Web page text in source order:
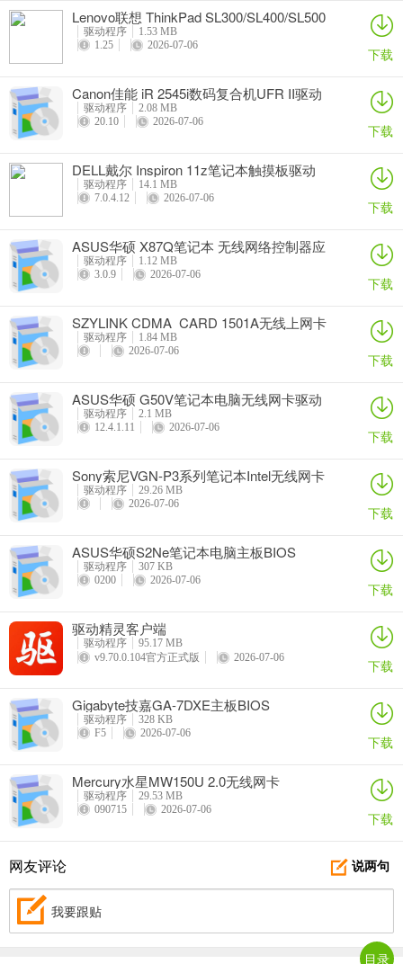
Lenovo联想 ThinkPad SL300/SL400/SL500
笔记本BIOS
驱动程序
1.53 MB
1.25
2026-07-06 下载
Canon佳能 iR 2545i数码复合机UFR II驱动
驱动程序
2.08 MB
20.10
2026-07-06 下载
DELL戴尔 Inspiron 11z笔记本触摸板驱动
驱动程序
14.1 MB
7.0.4.12
2026-07-06 下载
ASUS华硕 X87Q笔记本 无线网络控制器应
用程序
驱动程序
1.12 MB
3.0.9
2026-07-06 下载
SZYLINK CDMA_CARD 1501A无线上网卡
驱动程序
1.84 MB
2026-07-06
下载
ASUS华硕 G50V笔记本电脑无线网卡驱动
驱动程序
2.1 MB
12.4.1.11
2026-07-06 下载
Sony索尼VGN-P3系列笔记本Intel无线网卡
驱动
驱动程序
29.26 MB
2026-07-06
下载
ASUS华硕S2Ne笔记本电脑主板BIOS
驱动程序
307 KB
0200
2026-07-06 下载
驱动精灵客户端
驱动程序
95.17 MB
v9.70.0.104官方正式版
2026-07-06 下载
Gigabyte技嘉GA-7DXE主板BIOS
驱动程序
328 KB
F5
2026-07-06 下载
Mercury水星MW150U 2.0无线网卡
驱动程序
29.53 MB
090715
2026-07-06 下载
说两句
网友评论
我要跟贴
目录